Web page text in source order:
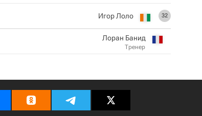
32
Игор Лоло
Лоран Банид
Тренер